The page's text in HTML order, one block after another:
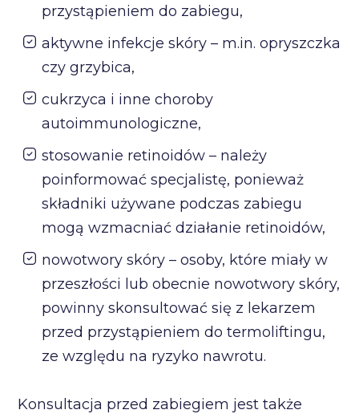
przystąpieniem do zabiegu,
aktywne infekcje skóry – m.in. opryszczka
czy grzybica,
cukrzyca i inne choroby
autoimmunologiczne,
stosowanie retinoidów – należy
poinformować specjalistę, ponieważ
składniki używane podczas zabiegu
mogą wzmacniać działanie retinoidów,
nowotwory skóry – osoby, które miały w
przeszłości lub obecnie nowotwory skóry,
powinny skonsultować się z lekarzem
przed przystąpieniem do termoliftingu,
ze względu na ryzyko nawrotu.
Konsultacja przed zabiegiem jest także